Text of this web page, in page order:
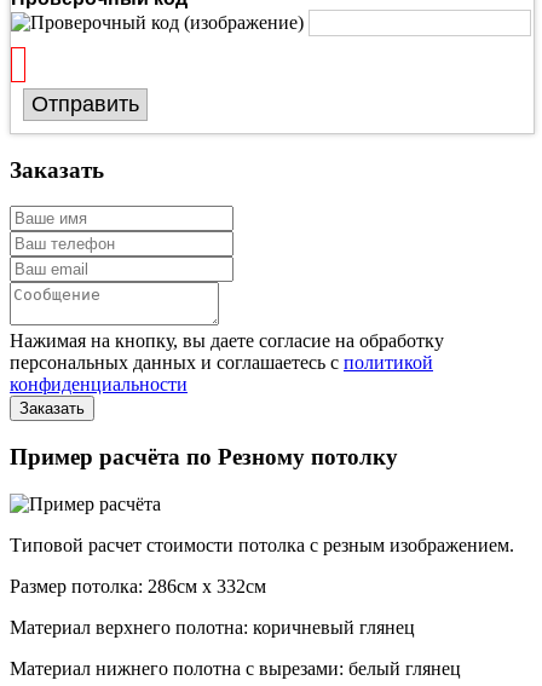
Отправить
Заказать
Нажимая на кнопку, вы даете согласие на обработку
персональных данных и соглашаетесь с политикой
конфиденциальности
Пример расчёта по Резному потолку
Типовой расчет стоимости потолка с резным изображением.
Размер потолка: 286см x 332см
Материал верхнего полотна: коричневый глянец
Материал нижнего полотна с вырезами: белый глянец